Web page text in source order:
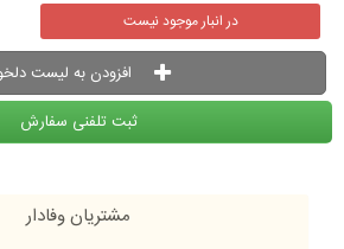
در انبار موجود نیست
افزودن به لیست
ثبت تلفنی سفارش
مشتریان وفادار